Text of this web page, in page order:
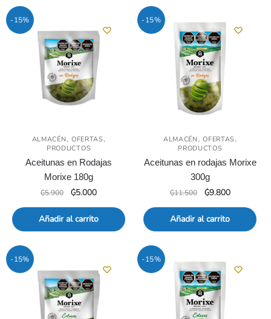
-15%
ALMACÉN, OFERTAS,
PRODUCTOS
Aceitunas en Rodajas
Morixe 180g
₲5.900
El
precio
original
era:
₲5.000El
precio
actual
es:
Añadir al carrito
-15%
ALMACÉN,OFERTAS,
PRODUCTOS
Aceitunas en rodajas Morixe
300g
₲11.500
El
precio
original
era:
₲9.800El
precio
actual
es:
Añadir al carrito
-15% -15%